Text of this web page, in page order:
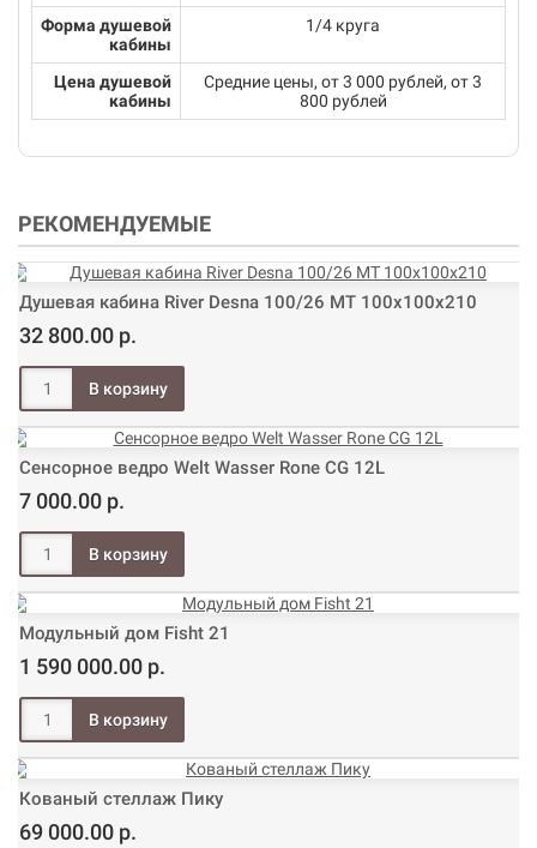
Форма душевой
кабины
1/4 круга
Цена душевой
кабины
Средние цены, от 3 000 рублей, от 3
800 рублей
РЕКОМЕНДУЕМЫЕ
Душевая кабина River Desna 100/26 МТ 100х100х210
32 800.00 р.
Сенсорное ведро Welt Wasser Rone CG 12L
7 000.00 р.
Модульный дом Fisht 21
1 590 000.00 р.
Кованый стеллаж Пику
69 000.00 р.